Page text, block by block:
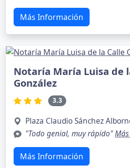
Más Información
Notaría María Luisa de
González
3.3
Plaza Claudio Sánchez
"Todo genial, muy rápido"
Más Información